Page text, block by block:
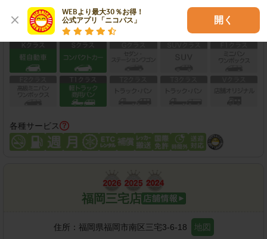
WEBより最大30％お得！
公式アプリ「ニコパス」
開く
保有車両クラス
各種サービス
福岡三宅店
住所： 福岡県福岡市南区三宅3-6-18 地図